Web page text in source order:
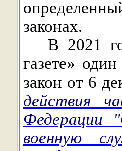
законах.
В 2021
газете»
закон от 6
действия
Федерации
военную